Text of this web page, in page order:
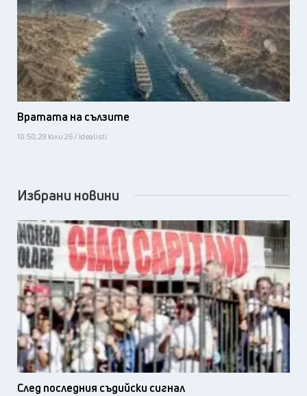
Вратата на сълзите
10:50, 29 юли 26 / Idealisti
Избрани новини
След последния съдийски сигнал